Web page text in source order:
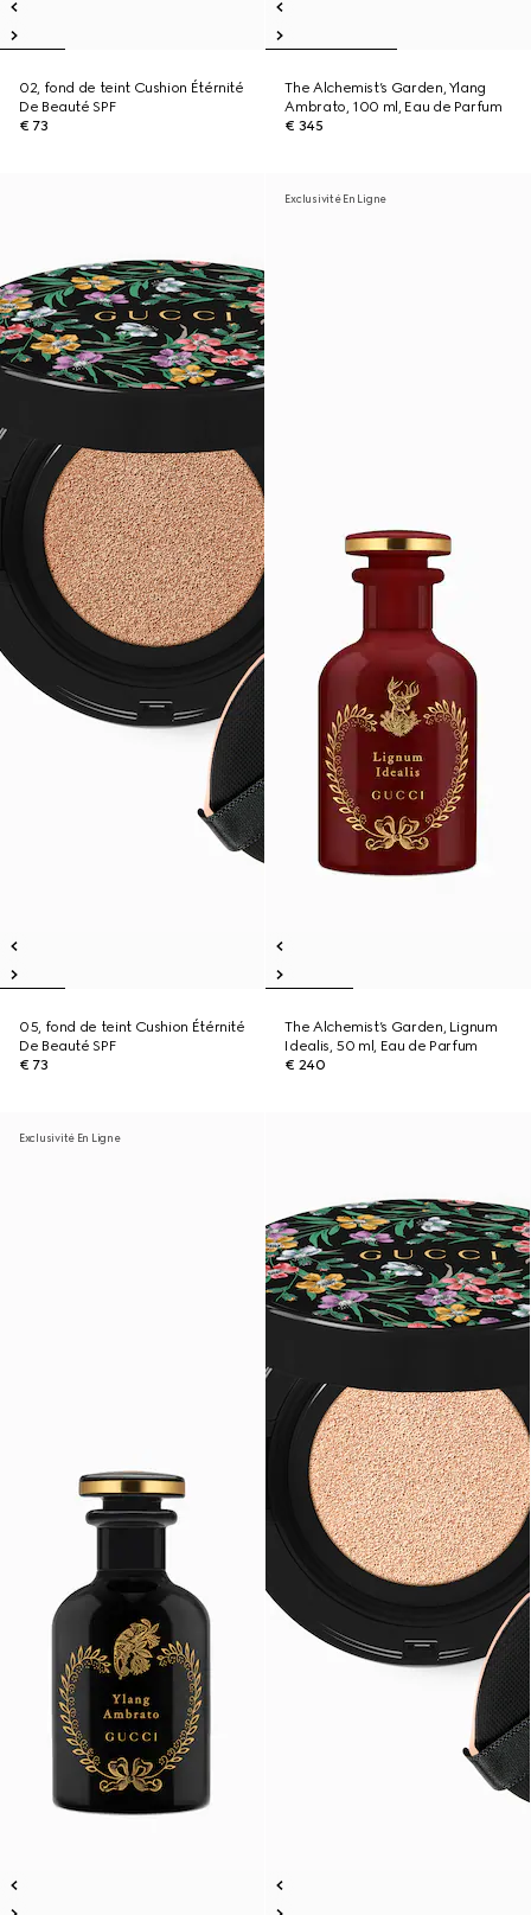
02, fond de teint Cushion Étérnité
De Beauté SPF
€ 73
The Alchemist’s Garden, Ylang
Ambrato, 100 ml, Eau de Parfum
€ 345
05, fond de teint Cushion Étérnité
De Beauté SPF
€ 73
Exclusivité En Ligne
The Alchemist’s Garden, Lignum
Idealis, 50 ml, Eau de Parfum
€ 240
Exclusivité En Ligne